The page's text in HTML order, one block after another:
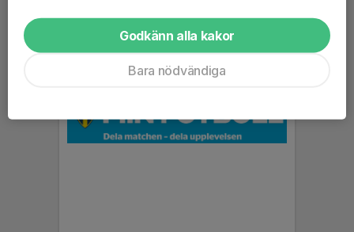
Godkänn alla kakor
Bara nödvändiga